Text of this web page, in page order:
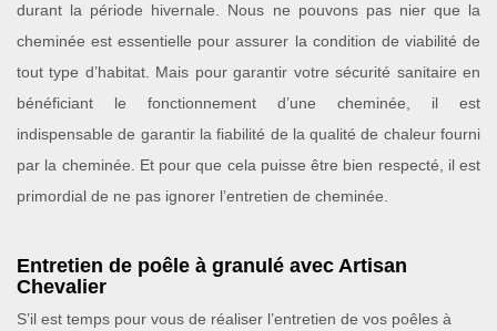
durant la période hivernale. Nous ne pouvons pas nier que la
cheminée est essentielle pour assurer la condition de viabilité de
tout type d’habitat. Mais pour garantir votre sécurité sanitaire en
bénéficiant le fonctionnement d’une cheminée, il est
indispensable de garantir la fiabilité de la qualité de chaleur fourni
par la cheminée. Et pour que cela puisse être bien respecté, il est
primordial de ne pas ignorer l’entretien de cheminée.
Entretien de poêle à granulé avec Artisan
Chevalier
S’il est temps pour vous de réaliser l’entretien de vos poêles à